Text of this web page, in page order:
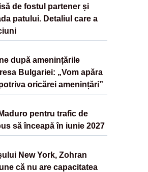
de fostul partener și
patului. Detaliul care a
după amenințările
Bulgariei: „Vom apăra
oricărei amenințări”
pentru trafic de
să înceapă în iunie 2027
New York, Zohran
că nu are capacitatea